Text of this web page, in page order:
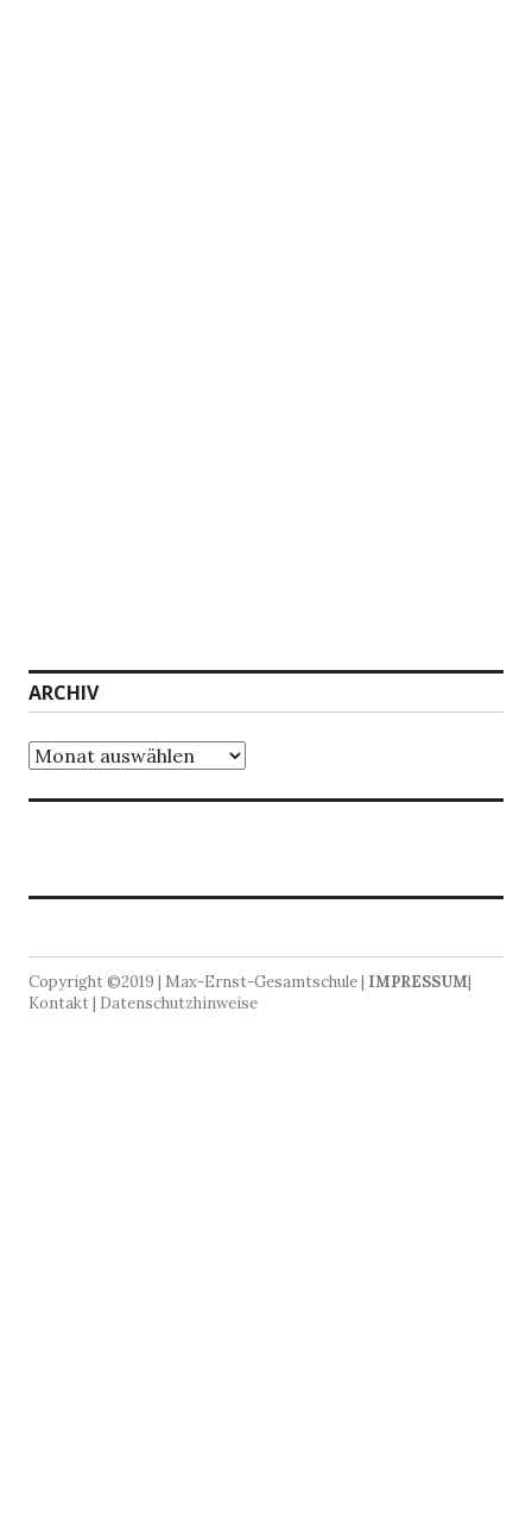
ARCHIV
Copyright ©2019 | Max-Ernst-Gesamtschule | IMPRESSUM|
Kontakt | Datenschutzhinweise